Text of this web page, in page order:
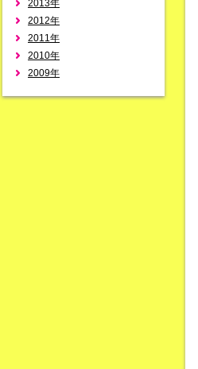
2013年
2012年
2011年
2010年
2009年